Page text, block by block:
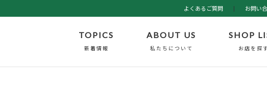
よくあるご質問 | お問い
TOPICS
新着情報
ABOUT US
私たちについて
SHOP
お店を探す